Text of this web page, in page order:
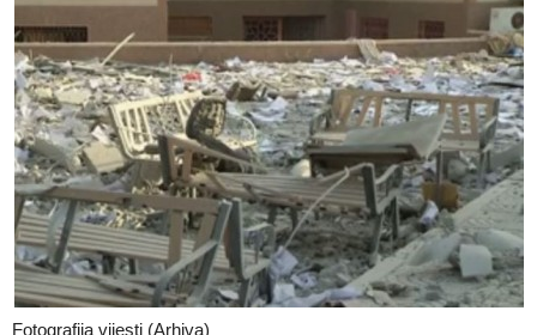
Fotografija vijesti (Arhiva)